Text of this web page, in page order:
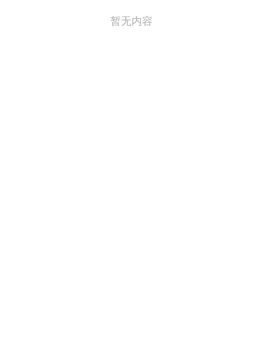
暂无内容